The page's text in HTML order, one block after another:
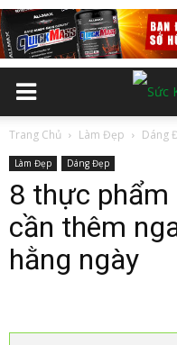
Trang Chủ Làm Đẹp Dáng
Làm Đẹp Dáng Đẹp
8 thực phẩm
cần thêm
hằng ngày